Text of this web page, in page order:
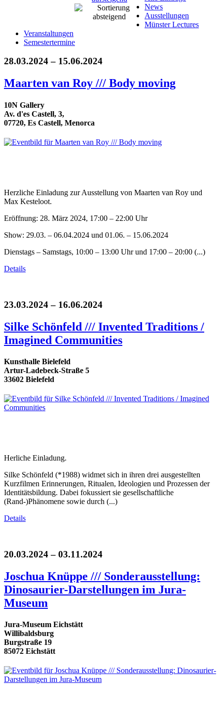
News
Ausstellungen
Münster Lectures
Veranstaltungen
Semestertermine
28.03.2024 – 15.06.2024
Maarten van Roy /// Body moving
10N Gallery
Av. d'es Castell, 3,
07720, Es Castell, Menorca
Herzliche Einladung zur Ausstellung von Maarten van Roy und
Max Kesteloot.
Eröffnung: 28. März 2024, 17:00 – 22:00 Uhr
Show: 29.03. – 06.04.2024 und 01.06. – 15.06.2024
Dienstags – Samstags, 10:00 – 13:00 Uhr und 17:00 – 20:00 (...)
Details
23.03.2024 – 16.06.2024
Silke Schönfeld /// Invented Traditions /
Imagined Communities
Kunsthalle Bielefeld
Artur-Ladebeck-Straße 5
33602 Bielefeld
Herliche Einladung.
Silke Schönfeld (*1988) widmet sich in ihren drei ausgestellten
Kurzfilmen Erinnerungen, Ritualen, Ideologien und Prozessen der
Identitätsbildung. Dabei fokussiert sie gesellschaftliche
(Rand-)Phänomene sowie durch (...)
Details
20.03.2024 – 03.11.2024
Joschua Knüppe /// Sonderausstellung:
Dinosaurier-Darstellungen im Jura-
Museum
Jura-Museum Eichstätt
Willibaldsburg
Burgstraße 19
85072 Eichstätt